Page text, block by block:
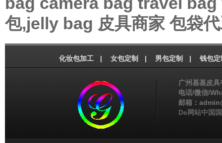
包,jelly bag 皮具商家 包袋
化妆包加工 | 女包定制 | 男包定制 | 钱包定
广州基基皮
电话/微信/
邮箱：
De网站中国